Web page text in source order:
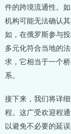
件的跨境流通性。
机构可能无法确认
如，在俄罗斯参与
多元化符合当地的
求，它相当于一个
系。
接下来，我们将详
程。这广受欢迎程
以避免不必要的延误